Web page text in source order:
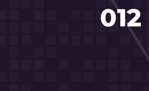
012